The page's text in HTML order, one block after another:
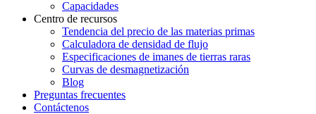
Capacidades
Centro de recursos
Tendencia del precio de las materias primas
Calculadora de densidad de flujo
Especificaciones de imanes de tierras raras
Curvas de desmagnetización
Blog
Preguntas frecuentes
Contáctenos